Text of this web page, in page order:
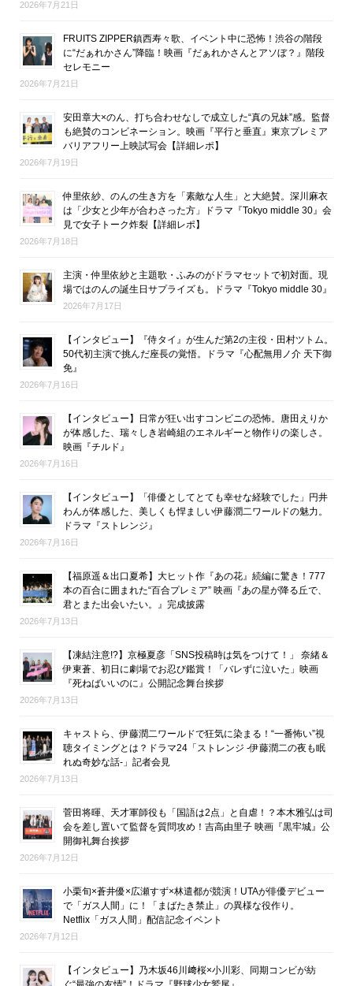
2026年7月21日
FRUITS ZIPPER鎮西寿々歌、イベント中に恐怖！渋谷の階段
に“だぁれかさん”降臨！映画『だぁれかさんとアソぼ？』階段
セレモニー
2026年7月21日
安田章大×のん、打ち合わせなしで成立した“真の兄妹”感。監督
も絶賛のコンビネーション。映画『平行と垂直』東京プレミア
バリアフリー上映試写会【詳細レポ】
2026年7月19日
仲里依紗、のんの生き方を「素敵な人生」と大絶賛。深川麻衣
は「少女と少年が合わさった方」ドラマ『Tokyo middle 30』会
見で女子トーク炸裂【詳細レポ】
2026年7月18日
主演・仲里依紗と主題歌・ふみのがドラマセットで初対面。現
場ではのんの誕生日サプライズも。ドラマ『Tokyo middle 30』
2026年7月17日
【インタビュー】『侍タイ』が生んだ第2の主役・田村ツトム。
50代初主演で挑んだ座長の覚悟。ドラマ『心配無用ノ介 天下御
免』
2026年7月16日
【インタビュー】日常が狂い出すコンビニの恐怖。唐田えりか
が体感した、瑞々しき岩崎組のエネルギーと物作りの楽しさ。
映画『チルド』
2026年7月16日
【インタビュー】「俳優としてとても幸せな経験でした」円井
わんが体感した、美しくも悍ましい伊藤潤二ワールドの魅力。
ドラマ『ストレンジ』
2026年7月16日
【福原遥＆出口夏希】大ヒット作『あの花』続編に驚き！777
本の百合に囲まれた“百合プレミア” 映画『あの星が降る丘で、
君とまた出会いたい。』完成披露
2026年7月13日
【凍結注意!?】京極夏彦「SNS投稿時は気をつけて！」 奈緒＆
伊東蒼、初日に劇場でお忍び鑑賞！「バレずに泣いた」映画
『死ねばいいのに』公開記念舞台挨拶
2026年7月13日
キャストら、伊藤潤二ワールドで狂気に染まる！“一番怖い”視
聴タイミングとは？ドラマ24「ストレンジ -伊藤潤二の夜も眠
れぬ奇妙な話-」記者会見
2026年7月13日
菅田将暉、天才軍師役も「国語は2点」と自虐！？本木雅弘は司
会を差し置いて監督を質問攻め！吉高由里子 映画『黒牢城』公
開御礼舞台挨拶
2026年7月12日
小栗旬×蒼井優×広瀬すず×林遣都が競演！UTAが俳優デビュー
で「ガス人間」に！「まばたき禁止」の異様な役作り。
Netflix「ガス人間」配信記念イベント
2026年7月12日
【インタビュー】乃木坂46川﨑桜×小川彩、同期コンビが紡